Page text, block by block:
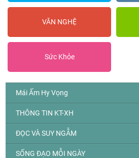
VĂN NGHỆ
Sức Khỏe
Mái Ấm Hy Vọng
THÔNG TIN KT-XH
ĐỌC VÀ SUY NGẪM
SỐNG ĐẠO MỖI NGÀY